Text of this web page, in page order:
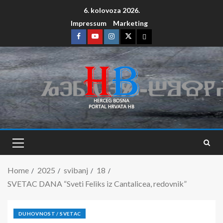
6. kolovoza 2026.
Impressum
Marketing
Home 2025 svibanj
18
SVETAC DANA “Sveti Feliks iz Cantalicea, redovnik”
DUHOVNOST / SVETAC